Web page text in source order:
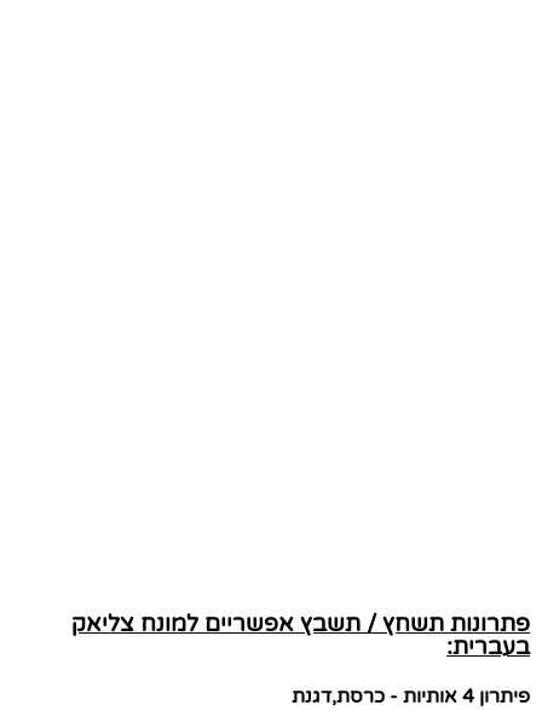
פתרונות תשחץ / תשבץ אפשריים למונח צליאק
בעברית:
פיתרון 4 אותיות - כרסת,דגנת